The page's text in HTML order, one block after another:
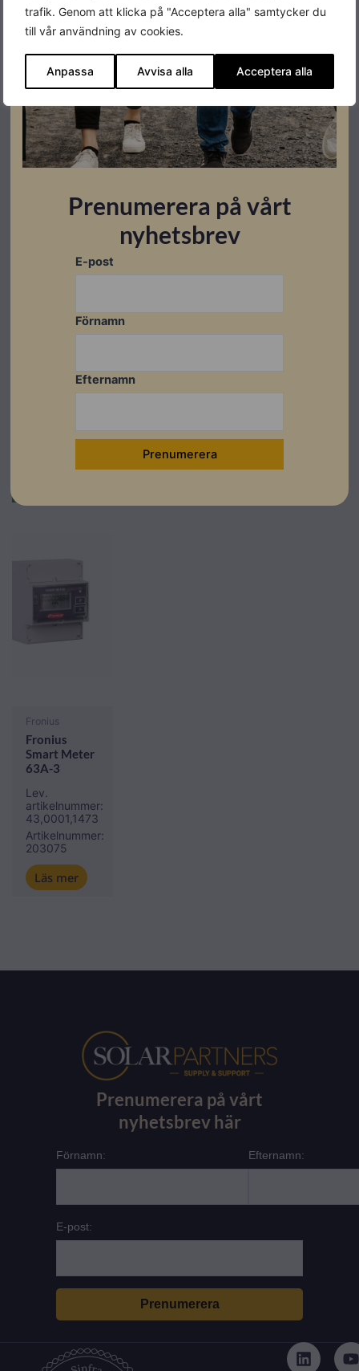
trafik. Genom att klicka på "Acceptera alla" samtycker du
till vår användning av cookies.
Anpassa Avvisa alla Acceptera alla
Beställningsvara
Laddboxar
Transportable
4.240.401
Artikelnummer:
Restnoterad
Läs mer
Fronius
Fronius
4.240.404
Restnoterad
Läs mer
Fronius
4.050.016
I lager
Läs mer
Fronius
Fronius
Smart Meter
63A-3
Lev.
artikelnummer:
43,0001,1473
Artikelnummer:
203075
Läs mer
Prenumerera på vårt
nyhetsbrev här
Förnamn: Efternamn:
E-post:
L
i
o
Prenumerera på vårt
nyhetsbrev
E-post
Förnamn
Efternamn